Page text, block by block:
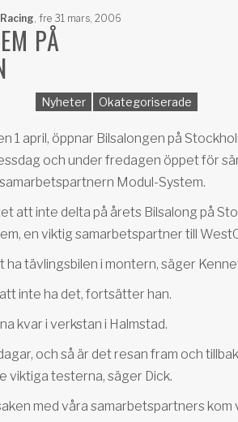
, fre 31 mars, 2006
PÅ
Nyheter Okategoriserade
1 april, öppnar Bilsalongen på
och under fredagen öppet för
Modul-System.
att inte delta på årets Bilsalong på
en viktig samarbetspartner till
ha tävlingsbilen i montern, säger
inte ha det, fortsätter han.
kvar i verkstan i Halmstad.
och så är det resan fram och
viktiga testerna, säger Dick.
med våra samarbetspartners